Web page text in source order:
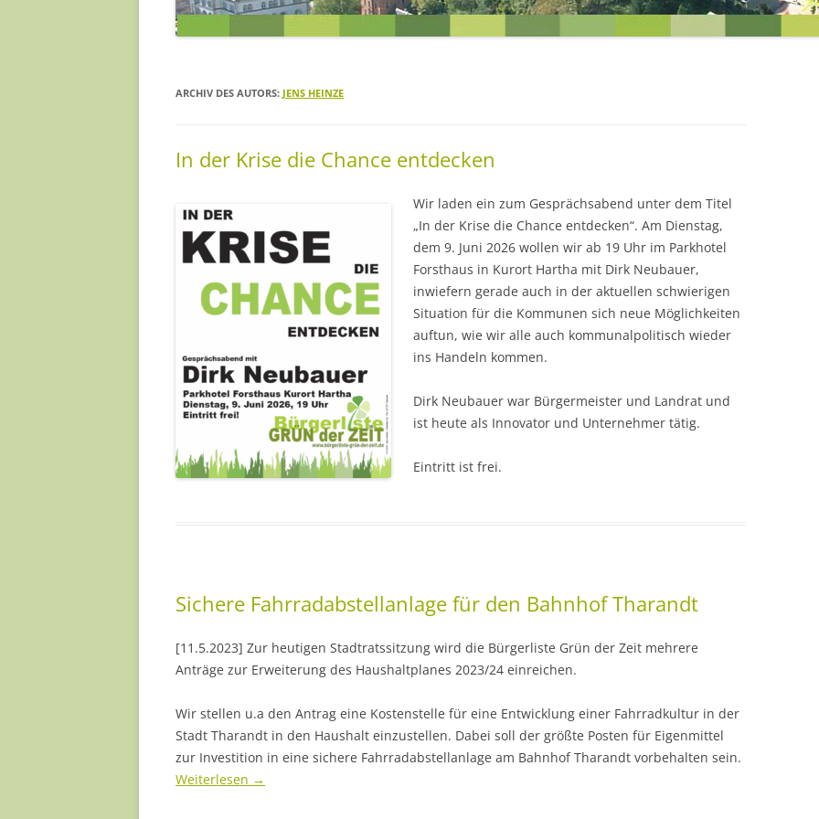
NADJA MÜLLER
YVONNE BARTELD
… UND EINIGE MEHR
UNSERE ZIELE FÜR DIE
EINEN BLICK
ARCHIV DES AUTORS: JENS HEINZE
In der Krise die Chance entdecken
Wir laden ein zum Gesprächsabend unter dem Titel
„In der Krise die Chance entdecken“. Am Dienstag,
dem 9. Juni 2026 wollen wir ab 19 Uhr im Parkhotel
Forsthaus in Kurort Hartha mit Dirk Neubauer,
inwiefern gerade auch in der aktuellen schwierigen
Situation für die Kommunen sich neue Möglichkeiten
auftun, wie wir alle auch kommunalpolitisch wieder
ins Handeln kommen.
Dirk Neubauer war Bürgermeister und Landrat und
ist heute als Innovator und Unternehmer tätig.
Eintritt ist frei.
Sichere Fahrradabstellanlage für den Bahnhof Tharandt
[11.5.2023] Zur heutigen Stadtratssitzung wird die Bürgerliste Grün der Zeit mehrere
Anträge zur Erweiterung des Haushaltplanes 2023/24 einreichen.
Wir stellen u.a den Antrag eine Kostenstelle für eine Entwicklung einer Fahrradkultur in der
Stadt Tharandt in den Haushalt einzustellen. Dabei soll der größte Posten für Eigenmittel
zur Investition in eine sichere Fahrradabstellanlage am Bahnhof Tharandt vorbehalten sein.
Weiterlesen →